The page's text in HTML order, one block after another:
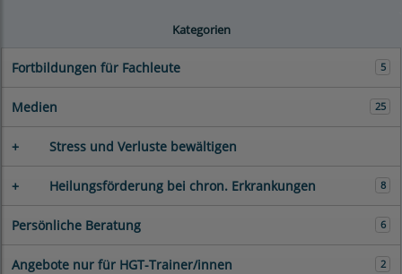
Kategorien
Fortbildungen für Fachleute 5
Medien 25
+ Stress und Verluste bewältigen
+ Heilungsförderung bei chron. Erkrankungen 8
Persönliche Beratung 6
Angebote nur für HGT-Trainer/innen 2